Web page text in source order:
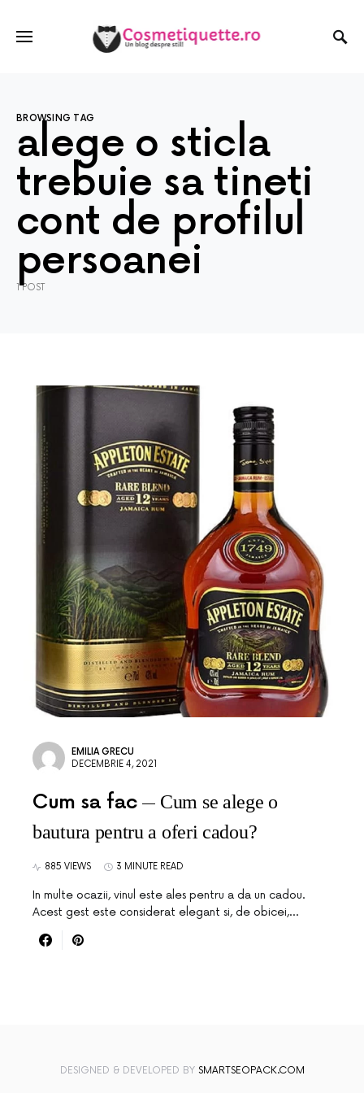
BROWSING TAG
alege o sticla
trebuie sa tineti
cont de profilul
persoanei
1 POST
EMILIA GRECU
DECEMBRIE 4, 2021
Cum sa fac
Cum se alege o
bautura pentru a oferi cadou?
885 VIEWS 3 MINUTE READ
In multe ocazii, vinul este ales pentru a da un cadou.
Acest gest este considerat elegant si, de obicei,…
DESIGNED & DEVELOPED BY SMARTSEOPACK.COM